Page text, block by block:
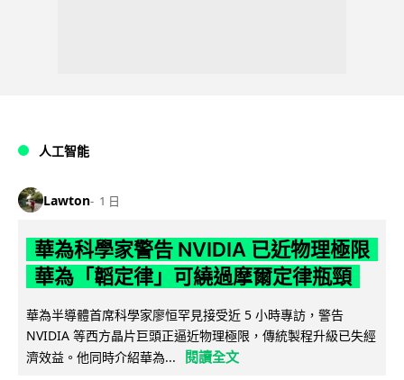
人工智能
Lawton 1 日
華為科學家警告 NVIDIA 已近物理極限
華為「韜定律」可繞過摩爾定律瓶頸
華為半導體首席科學家廖恒罕見接受近 5 小時專訪，警告
NVIDIA 等西方晶片巨頭正逼近物理極限，傳統製程升級已失經
濟效益。他同時介紹華為...
閱讀全文